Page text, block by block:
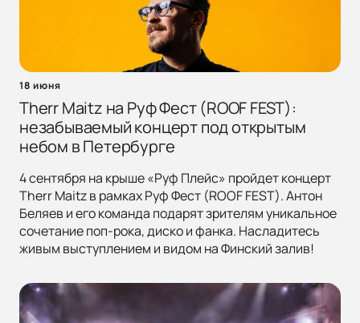
18 июня
Therr Maitz на Руф Фест (ROOF FEST):
незабываемый концерт под открытым
небом в Петербурге
4 сентября на крыше «Руф Плейс» пройдет концерт
Therr Maitz в рамках Руф Фест (ROOF FEST). Антон
Беляев и его команда подарят зрителям уникальное
сочетание поп-рока, диско и фанка. Насладитесь
живым выступлением и видом на Финский залив!